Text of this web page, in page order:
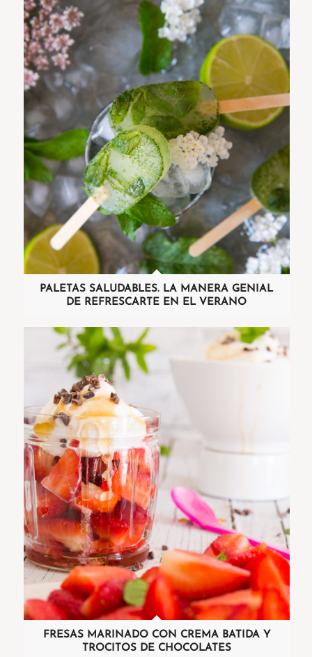
PALETAS SALUDABLES. LA MANERA GENIAL
DE REFRESCARTE EN EL VERANO
FRESAS MARINADO CON CREMA BATIDA Y
TROCITOS DE CHOCOLATES